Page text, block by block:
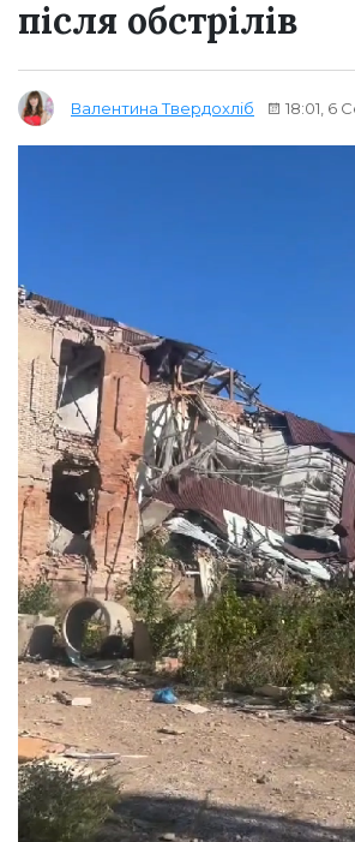
після обстрілів
Валентина Твердохліб 18:01, 6